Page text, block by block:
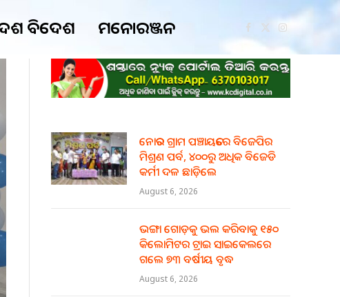
ବିଦେଶ ମନୋରଞ୍ଜନ Facebook
X
(Twitter)
Instagram
ନୋତର ଗ୍ରାମ ପଞ୍ଚାୟତରେ ବିଜେପିର
ମିଶ୍ରଣ ପର୍ବ, ୪୦୦ରୁ ଅଧିକ ବିଜେଡି
କର୍ମୀ ଦଳ ଛାଡ଼ିଲେ
August 6, 2026
ଭଙ୍ଗା ଗୋଡ଼କୁ ଭଲ କରିବାକୁ ୧୫୦
କିଲୋମିଟର ଟ୍ରାଇ ସାଇକେଲରେ
ଗଲେ ୭୩ ବର୍ଷୀୟ ବୃଦ୍ଧ
August 6, 2026